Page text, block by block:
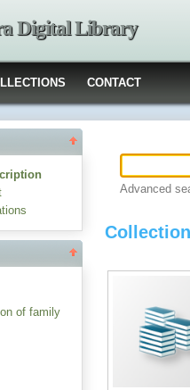
Digital Library
CONTACT
of family
Advanced